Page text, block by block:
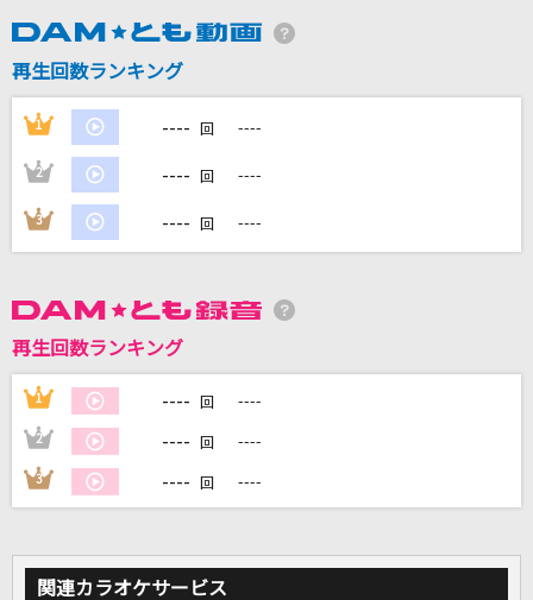
hide
カラオケ最新情報をチェック！
再生回数ランキング
1 ---- 回 ----
2 ---- 回 ----
3 ---- 回 ----
再生回数ランキング
1 ---- 回 ----
2 ---- 回 ----
3 ---- 回 ----
関連カラオケサービス